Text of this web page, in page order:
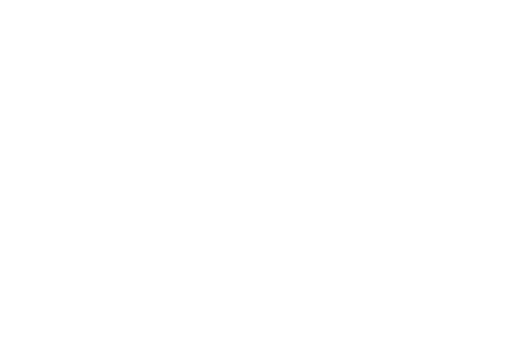
Kamado Braai, Napoleon i Petromax roštilje i
za kupovinu.